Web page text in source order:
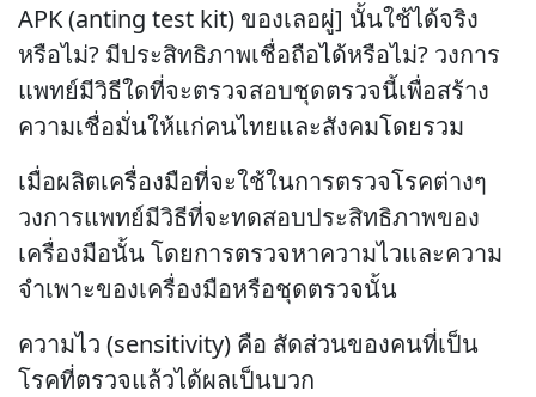
APK (anting test kit) ของเลอผู่] นั้นใช้ได้จริง
หรือไม่? มีประสิทธิภาพเชื่อถือได้หรือไม่? วงการ
แพทย์มีวิธีใดที่จะตรวจสอบชุดตรวจนี้เพื่อสร้าง
ความเชื่อมั่นให้แก่คนไทยและสังคมโดยรวม
เมื่อผลิตเครื่องมือที่จะใช้ในการตรวจโรคต่างๆ
วงการแพทย์มีวิธีที่จะทดสอบประสิทธิภาพของ
เครื่องมือนั้น โดยการตรวจหาความไวและความ
จำเพาะของเครื่องมือหรือชุดตรวจนั้น
ความไว (sensitivity) คือ สัดส่วนของคนที่เป็น
โรคที่ตรวจแล้วได้ผลเป็นบวก